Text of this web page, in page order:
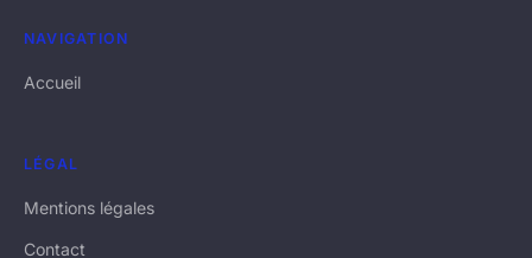
NAVIGATION
Accueil
LÉGAL
Mentions légales
Contact